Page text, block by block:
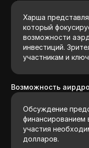
Харша
который
возможности
инвестиций.
участникам и
Возможность
Обсуждение
участия
долларов.